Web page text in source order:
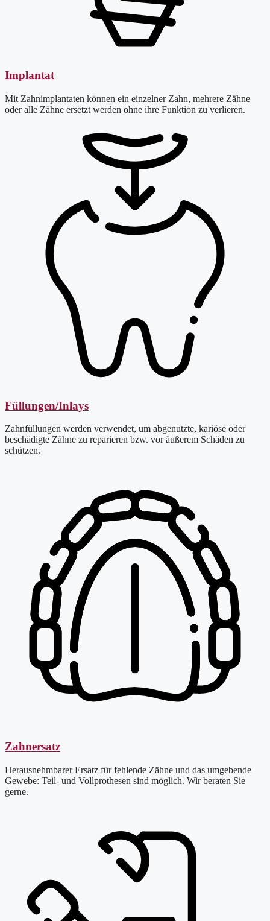
Implantat
Mit Zahnimplantaten können ein einzelner Zahn, mehrere Zähne
oder alle Zähne ersetzt werden ohne ihre Funktion zu verlieren.
Füllungen/Inlays
Zahnfüllungen werden verwendet, um abgenutzte, kariöse oder
beschädigte Zähne zu reparieren bzw. vor äußerem Schäden zu
schützen.
Zahnersatz
Herausnehmbarer Ersatz für fehlende Zähne und das umgebende
Gewebe: Teil- und Vollprothesen sind möglich. Wir beraten Sie
gerne.